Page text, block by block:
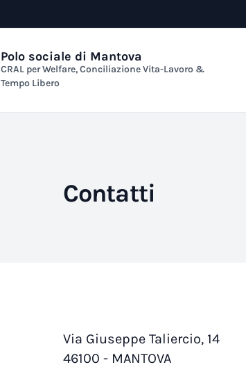
Polo sociale di Mantova
CRAL per Welfare, Conciliazione Vita-Lavoro &
Tempo Libero
Contatti
Via Giuseppe Taliercio, 14
46100 - MANTOVA